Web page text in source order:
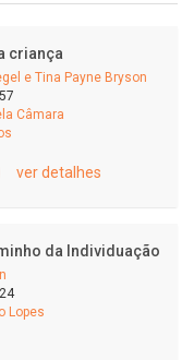
criança
e Tina Payne Bryson
Câmara
ver detalhes
da Individuação
Lopes